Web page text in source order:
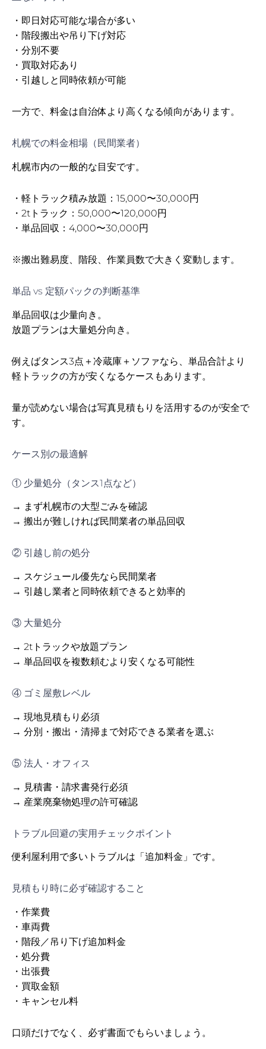
・即日対応可能な場合が多い
・階段搬出や吊り下げ対応
・分別不要
・買取対応あり
・引越しと同時依頼が可能
一方で、料金は自治体より高くなる傾向があります。
札幌での料金相場（民間業者）
札幌市内の一般的な目安です。
・軽トラック積み放題：15,000〜30,000円
・2tトラック：50,000〜120,000円
・単品回収：4,000〜30,000円
※搬出難易度、階段、作業員数で大きく変動します。
単品 vs 定額パックの判断基準
単品回収は少量向き。
放題プランは大量処分向き。
例えばタンス3点＋冷蔵庫＋ソファなら、単品合計より
軽トラックの方が安くなるケースもあります。
量が読めない場合は写真見積もりを活用するのが安全で
す。
ケース別の最適解
① 少量処分（タンス1点など）
→ まず札幌市の大型ごみを確認
→ 搬出が難しければ民間業者の単品回収
② 引越し前の処分
→ スケジュール優先なら民間業者
→ 引越し業者と同時依頼できると効率的
③ 大量処分
→ 2tトラックや放題プラン
→ 単品回収を複数頼むより安くなる可能性
④ ゴミ屋敷レベル
→ 現地見積もり必須
→ 分別・搬出・清掃まで対応できる業者を選ぶ
⑤ 法人・オフィス
→ 見積書・請求書発行必須
→ 産業廃棄物処理の許可確認
トラブル回避の実用チェックポイント
便利屋利用で多いトラブルは「追加料金」です。
見積もり時に必ず確認すること
・作業費
・車両費
・階段／吊り下げ追加料金
・処分費
・出張費
・買取金額
・キャンセル料
口頭だけでなく、必ず書面でもらいましょう。